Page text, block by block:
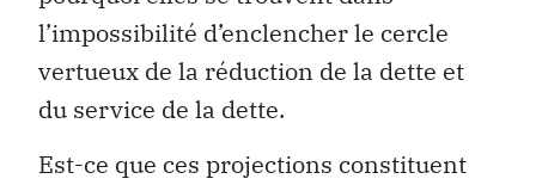
l’impossibilité d’enclencher le cercle
vertueux de la réduction de la dette et
du service de la dette.
Est-ce que ces projections constituent